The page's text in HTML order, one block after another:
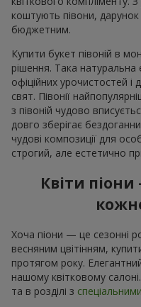
коштують півони,
бюджетним.
Купити букет півоній в
рішення. Така
офіційних урочистостей
свят. Півонії
з півоній чудово
довго зберігає
чудові композиції для
строгий, але естетично
Квіти
Хоча піони — це сезонні
весняним цвітінням,
протягом року.
нашому квітковому
та в розділі з